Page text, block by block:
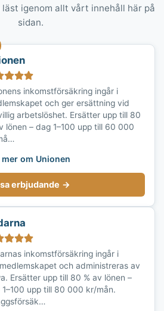
igenom allt vårt innehåll här på
sidan.
inkomstförsäkring ingår i
och ger ersättning vid
arbetslöshet. Ersätter upp till 80
lönen – dag 1–100 upp till 60 000
mer om Unionen
erbjudande →
inkomstförsäkring ingår i
och administreras av
Ersätter upp till 80 % av lönen –
1–100 upp till 80 000 kr/mån.